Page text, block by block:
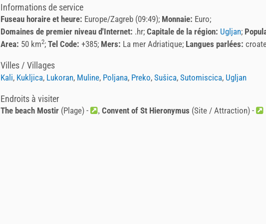
Informations de service
Fuseau horaire et heure: Europe/Zagreb (09:49) Monnaie: Euro
Domaines de premier niveau d'Internet: .hr Capitale de la région: Ugljan
Area: 50 km2 Tel Code: +385 Mers: La mer Adriatique Langues parlées:
Villes / Villages
Kali, Kukljica, Lukoran, Muline, Poljana, Preko, Sušica, Sutomiscica, Ugljan
Endroits à visiter
The beach Mostir (Plage) - Convent of St Hieronymus (Site / Attraction) -